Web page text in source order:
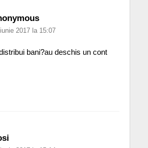
2017 la 15:07
bani?au deschis un cont